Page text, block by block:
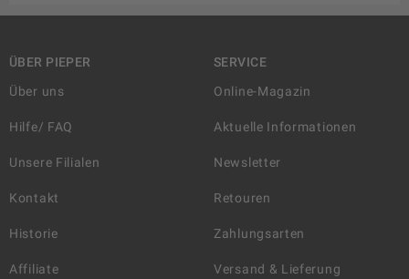
ÜBER PIEPER
Über uns
Hilfe/ FAQ
Unsere Filialen
Kontakt
Historie
Affiliate
SERVICE
Online-Magazin
Aktuelle Informationen
Newsletter
Retouren
Zahlungsarten
Versand & Lieferung